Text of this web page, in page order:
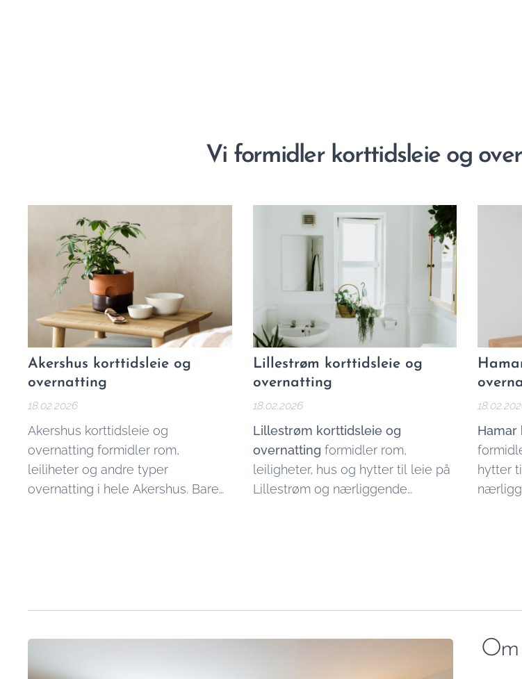
Vi formidler korttidsleie og
Akershus korttidsleie og
overnatting
18.02.2026
Akershus korttidsleie og
overnatting formidler rom,
leiliheter og andre typer
overnatting i hele Akershus. Bare
Lillestrøm korttidsleie og
overnatting
18.02.2026
Lillestrøm korttidsleie og
overnatting formidler rom,
leiligheter, hus og hytter til leie på
Lillestrøm og nærliggende
Hamar
hytter
Om